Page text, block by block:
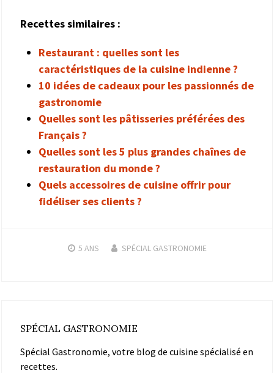
Recettes similaires :
Restaurant : quelles sont les
caractéristiques de la cuisine indienne ?
10 idées de cadeaux pour les passionnés de
gastronomie
Quelles sont les pâtisseries préférées des
Français ?
Quelles sont les 5 plus grandes chaînes de
restauration du monde ?
Quels accessoires de cuisine offrir pour
fidéliser ses clients ?
5 ANS SPÉCIAL GASTRONOMIE
SPÉCIAL GASTRONOMIE
Spécial Gastronomie, votre blog de cuisine spécialisé en
recettes.